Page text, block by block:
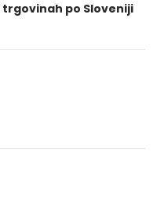
po Sloveniji